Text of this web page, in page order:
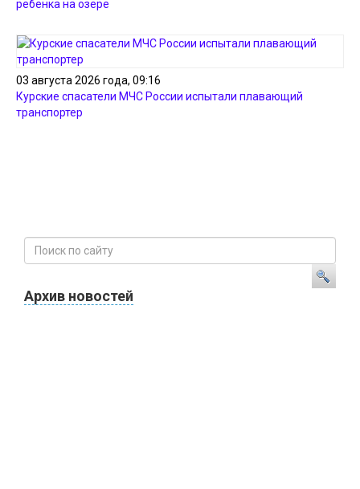
ребенка на озере
03 августа 2026 года, 09:16
Курские спасатели МЧС России испытали плавающий
транспортер
Архив новостей